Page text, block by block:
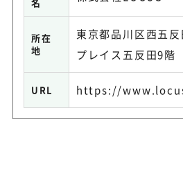
所在
地
東京都品川区西五
プレイス五反田9階
URL https://